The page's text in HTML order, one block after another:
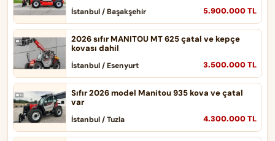
5.900.000 TL
İstanbul / Başakşehir
2026 sıfır MANITOU MT 625 çatal ve kepçe
kovası dahil
3.500.000 TL
İstanbul / Esenyurt
Sıfır 2026 model Manitou 935 kova ve çatal
var
4.300.000 TL
İstanbul / Tuzla